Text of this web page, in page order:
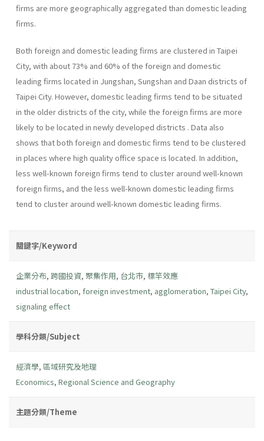
firms are more geographically aggregated than domestic leading
firms.
Both foreign and domestic leading firms are clustered in Taipei
City, with about 73% and 60% of the foreign and domestic
leading firms located in Jungshan, Sungshan and Daan districts of
Taipei City. However, domestic leading firms tend to be situated
in the older districts of the city, while the foreign firms are more
likely to be located in newly developed districts . Data also
shows that both foreign and domestic firms tend to be clustered
in places where high quality office space is located. In addition,
less well-known foreign firms tend to cluster around well-known
foreign firms, and the less well-known domestic leading firms
tend to cluster around well-known domestic leading firms.
關鍵字/Keyword
企業分布, 跨國投資, 聚集作用, 台北市, 標竿效應
industrial location, foreign investment, agglomeration, Taipei City,
signaling effect
學科分類/Subject
經濟學, 區域研究及地理
Economics, Regional Science and Geography
主題分類/Theme